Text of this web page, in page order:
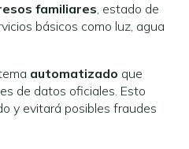
familiares, estado de
básicos como luz, agua
automatizado que
de datos oficiales. Esto
y evitará posibles fraudes